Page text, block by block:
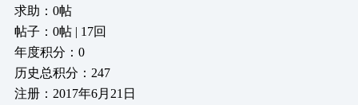
求助：0帖
帖子：0帖 | 17回
年度积分：0
历史总积分：247
注册：2017年6月21日